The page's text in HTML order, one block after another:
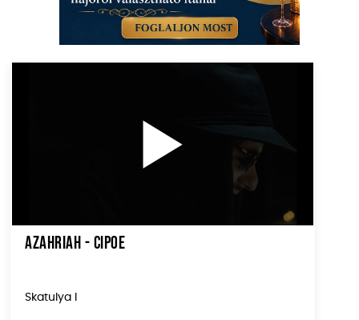
Azahriah - Cipoe
Skatulya I